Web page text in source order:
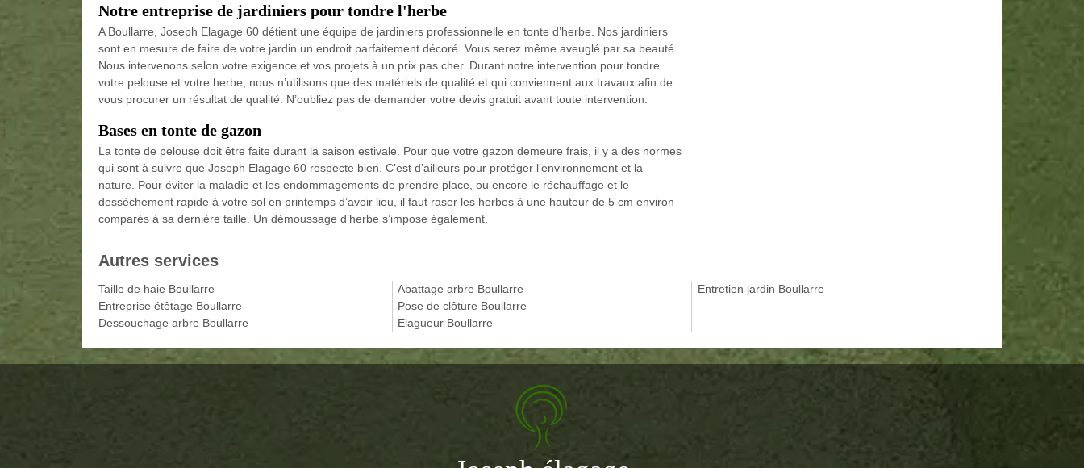
Notre entreprise de jardiniers pour tondre l'herbe
A Boullarre, Joseph Elagage 60 détient une équipe de jardiniers professionnelle en tonte d’herbe. Nos jardiniers
sont en mesure de faire de votre jardin un endroit parfaitement décoré. Vous serez même aveuglé par sa beauté.
Nous intervenons selon votre exigence et vos projets à un prix pas cher. Durant notre intervention pour tondre
votre pelouse et votre herbe, nous n’utilisons que des matériels de qualité et qui conviennent aux travaux afin de
vous procurer un résultat de qualité. N’oubliez pas de demander votre devis gratuit avant toute intervention.
Bases en tonte de gazon
La tonte de pelouse doit être faite durant la saison estivale. Pour que votre gazon demeure frais, il y a des normes
qui sont à suivre que Joseph Elagage 60 respecte bien. C’est d’ailleurs pour protéger l’environnement et la
nature. Pour éviter la maladie et les endommagements de prendre place, ou encore le réchauffage et le
dessèchement rapide à votre sol en printemps d’avoir lieu, il faut raser les herbes à une hauteur de 5 cm environ
comparés à sa dernière taille. Un démoussage d’herbe s’impose également.
Autres services
Taille de haie Boullarre
Entreprise étêtage Boullarre
Dessouchage arbre Boullarre
Abattage arbre Boullarre
Pose de clôture Boullarre
Elagueur Boullarre
Entretien jardin Boullarre